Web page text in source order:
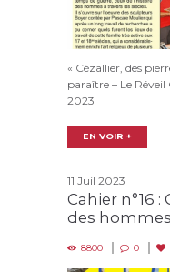
« Cézallier, des
paraître – Le Réveil
2023
EN VOIR +
11 Juil 2023
Cahier n°16 :
des hommes
8800 0